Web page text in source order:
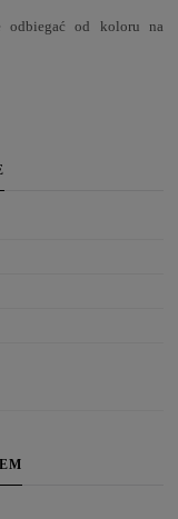
odbiegać od koloru na